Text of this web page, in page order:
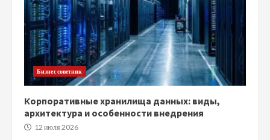
Бизнес советник
Корпоративные хранилища данных: виды,
архитектура и особенности внедрения
12 июля 2026